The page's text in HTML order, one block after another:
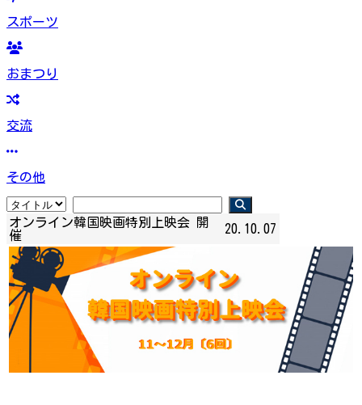
スポーツ
おまつり
交流
その他
オンライン韓国映画特別上映会 開
催
20.10.07